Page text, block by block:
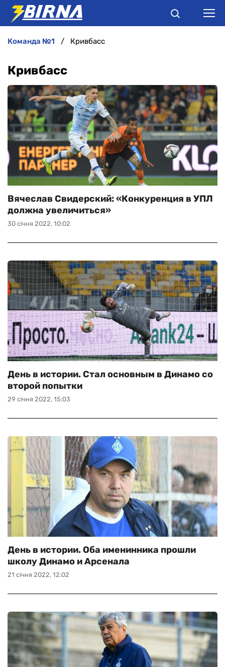
АНАЛІТИКА
ІНТЕРВ'Ю
РІЗНЕ
БУКМЕКЕРИ
команда №1 Кривбасс
Кривбасс
30 січня 2022, 10:02
Вячеслав Свидерский: «Конкуренция в УПЛ
должна увеличиться»
29 січня 2022, 15:03
День в истории. Стал основным в Динамо со
второй попытки
21 січня 2022, 12:02
День в истории. Оба именинника прошли
школу Динамо и Арсенала